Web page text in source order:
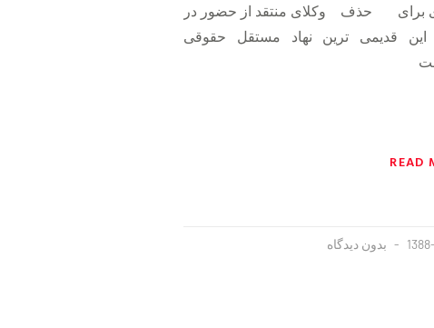
برای حذف وکلای منتقد از حضور در
قدیمی ترین نهاد مستقل حقوقی
READ
بدون دیدگاه